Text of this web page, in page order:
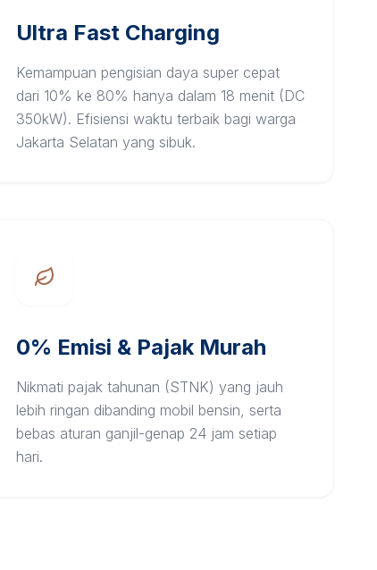
Ultra Fast Charging
Kemampuan pengisian daya super cepat
dari 10% ke 80% hanya dalam 18 menit (DC
350kW). Efisiensi waktu terbaik bagi warga
Jakarta Selatan yang sibuk.
0% Emisi & Pajak Murah
Nikmati pajak tahunan (STNK) yang jauh
lebih ringan dibanding mobil bensin, serta
bebas aturan ganjil-genap 24 jam setiap
hari.